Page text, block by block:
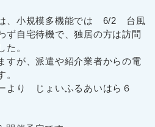
、小規模多機能では 6/2 台風
ず自宅待機で、独居の方は訪問
た。
すが、派遣や紹介業者からの電
。
より じょいふるあいはら６